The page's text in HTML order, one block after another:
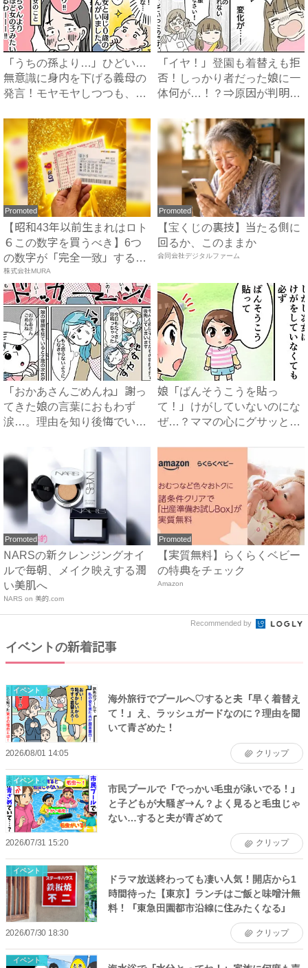
「うちの孫より…」ひどい…
無意識に身内を下げる義母の
発言！モヤモヤしつつも、私
「イヤ！」登園も着替えも拒
否！しっかり者だった娘に一
体何が…！？⇒原因が判明
Promoted
【昭和43年以前生まれはロト
６この数字を買うべき】6つ
の数字が「完全一致」する
方...
株式会社MURA
Promoted
【宝くじの裏技】当たる側に
回るか、このままか
合同会社デジタルファーム
「おかあさんごめんね」謝っ
てきた娘の言葉におもわず
涙…。理由を知り後悔でいっ
娘「ばんそうこうを貼っ
て！」けがしていないのにな
ぜ…？ママの心にグサッと刺
Promoted
NARSの新クレンジングオイ
ルで毎朝、メイク映えする潤
い美肌へ
NARS on 美的.com
Promoted
【実質無料】らくらくベビー
の特典をチェック
Amazon
Recommended by
イベントの新着記事
イベント
海外旅行でプールへ♡すると夫「早く着替え
て！」え、ラッシュガードなのに？理由を聞
いて青ざめた！
2026/08/01 14:05 クリップ
イベント
市民プールで「でっかい毛虫が泳いでる！」
と子どもが大騒ぎ→ん？よく見ると毛虫じゃ
ない…すると夫が青ざめて
2026/07/31 15:20 クリップ
イベント
ドラマ放送終わっても凄い人気！開店から1
時間待った【東京】ランチはご飯と味噌汁無
料！「東急田園都市沿線に住みたくなる」
2026/07/30 18:30 クリップ
イベント